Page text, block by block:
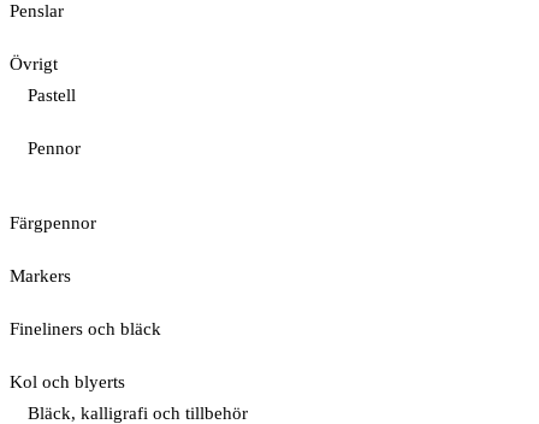
Penslar
Övrigt
Pastell
Pennor
Färgpennor
Markers
Fineliners och bläck
Kol och blyerts
Bläck, kalligrafi och tillbehör